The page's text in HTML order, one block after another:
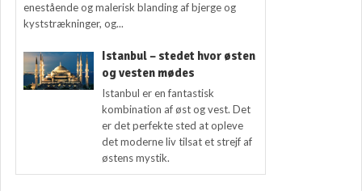
enestående og malerisk blanding af bjerge og
kyststrækninger, og...
Istanbul – stedet hvor østen
og vesten mødes
Istanbul er en fantastisk
kombination af øst og vest. Det
er det perfekte sted at opleve
det moderne liv tilsat et strejf af
østens mystik.